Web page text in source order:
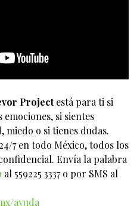
Projectestá para ti si
si sientes
miedo o si tienes dudas.
7 en todo México, todos los
Envía la palabra
al 559225 3337 o por SMS al
ayuda